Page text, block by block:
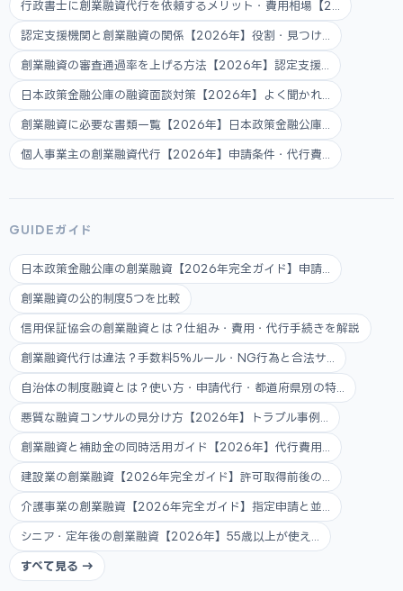
行政書士に創業融資代行を依頼するメリット・費用相場【2...
認定支援機関と創業融資の関係【2026年】役割・見つけ...
創業融資の審査通過率を上げる方法【2026年】認定支援...
日本政策金融公庫の融資面談対策【2026年】よく聞かれ...
創業融資に必要な書類一覧【2026年】日本政策金融公庫...
個人事業主の創業融資代行【2026年】申請条件・代行費...
GUIDEガイド
日本政策金融公庫の創業融資【2026年完全ガイド】申請...
創業融資の公的制度5つを比較
信用保証協会の創業融資とは？仕組み・費用・代行手続きを解説
創業融資代行は違法？手数料5%ルール・NG行為と合法サ...
自治体の制度融資とは？使い方・申請代行・都道府県別の特...
悪質な融資コンサルの見分け方【2026年】トラブル事例...
創業融資と補助金の同時活用ガイド【2026年】代行費用...
建設業の創業融資【2026年完全ガイド】許可取得前後の...
介護事業の創業融資【2026年完全ガイド】指定申請と並...
シニア・定年後の創業融資【2026年】55歳以上が使え...
すべて見る →